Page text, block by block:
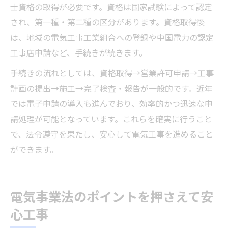
士資格の取得が必要です。資格は国家試験によって認定
され、第一種・第二種の区分があります。資格取得後
は、地域の電気工事工業組合への登録や中国電力の認定
工事店申請など、手続きが続きます。
手続きの流れとしては、資格取得→営業許可申請→工事
計画の提出→施工→完了検査・報告が一般的です。近年
では電子申請の導入も進んでおり、効率的かつ迅速な申
請処理が可能となっています。これらを確実に行うこと
で、法令遵守を果たし、安心して電気工事を進めること
ができます。
電気事業法のポイントを押さえて安
心工事